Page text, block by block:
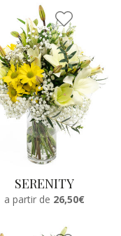
SERENITY
a partir de 26,50€